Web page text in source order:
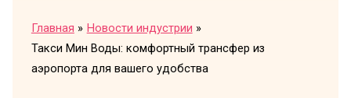
Главная
Новости индустрии
Такси Мин Воды: комфортный трансфер из
аэропорта для вашего удобства